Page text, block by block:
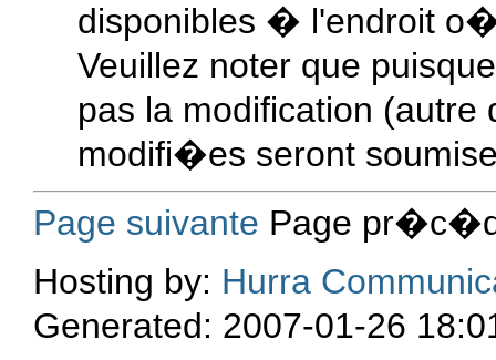
disponibles � l'endroit
Veuillez noter que
pas la modification (autre
modifi�es seront
Page suivante Page
Hosting by: Hurra
Generated: 2007-01-26